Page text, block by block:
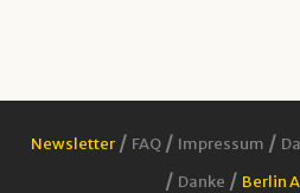
Newsletter/ FAQ/ Impressum /
/ Danke / Berlin